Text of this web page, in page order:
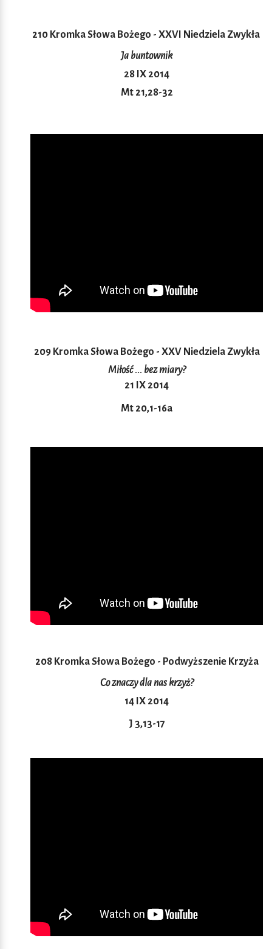
210 Kromka Słowa Bożego - XXVI Niedziela Zwykła
Ja buntownik
28 IX 2014
Mt 21,28-32
209 Kromka Słowa Bożego - XXV Niedziela Zwykła
Miłość ... bez miary?
21 IX 2014
Mt 20,1-16a
208 Kromka Słowa Bożego - Podwyższenie Krzyża
Co znaczy dla nas krzyż?
14 IX 2014
J 3,13-17